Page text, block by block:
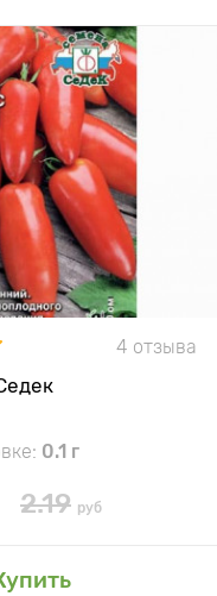
4 отзыва
0.1 г
2.19 руб